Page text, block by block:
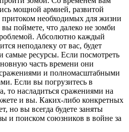
мощной армией, развитой
необходимых для жизни
поймете, что далеко не зомби
Абсолютно каждый
неподалеку от вас, будет
самые ресурсы. Если посмотреть
часть времени они
и полномасштабными
Если вы погрузитесь в
то насладиться сражениями на
и вы. Каких-либо конкретных
но вы всегда будете заняты
и поиском союзников в войне за